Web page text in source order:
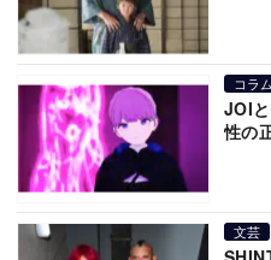
コラム
JOI
性の
文芸